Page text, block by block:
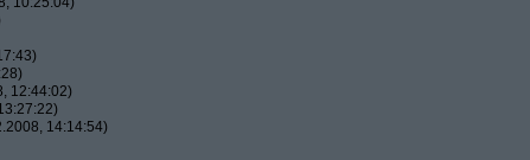
12:44:02)
14:14:54)